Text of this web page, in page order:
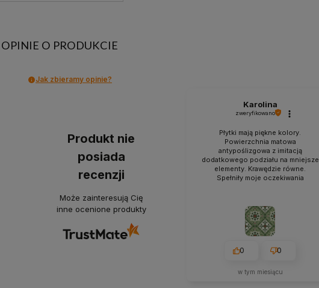
OPINIE O PRODUKCIE
Jak zbieramy opinie?
Produkt nie
posiada
recenzji
Może zainteresują Cię
inne ocenione produkty
Karolina
zweryfikowano
Płytki mają piękne kolory.
Powierzchnia matowa
antypoślizgowa z imitacją
dodatkowego podziału na mniejsze
elementy. Krawędzie równe.
Spełniły moje oczekiwania
0 0
w tym miesiącu